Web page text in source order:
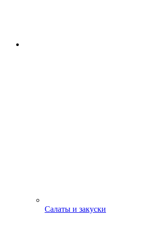
Салаты и закуски